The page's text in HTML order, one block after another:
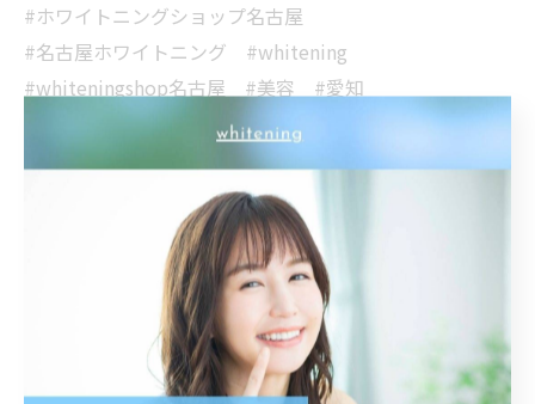
#ホワイトニングショップ名古屋
#名古屋ホワイトニング #whitening
#whiteningshop名古屋 #美容 #愛知
#名古屋 #名古屋駅 #美意識 #専門店
#ホワイトニング専門店 #オーラルケア
#歯科医師提携 #安心安全 #笑顔
#イメチェン #印象UP #美男 #美女